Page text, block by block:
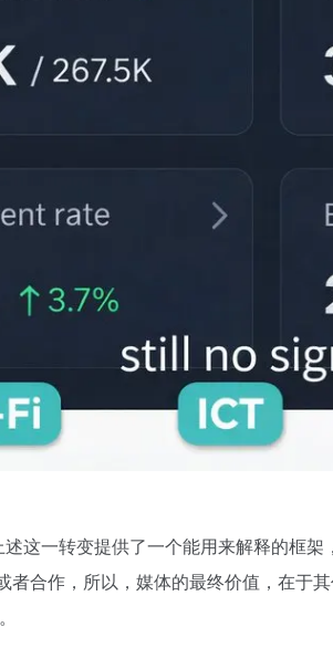
述这一转变提供了一个能用来解释的框
合作，所以，媒体的最终价值，在于